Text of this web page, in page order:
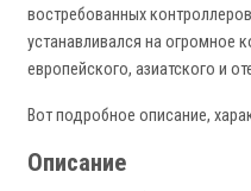
востребованных
устанавливался на огромное
европейского, азиатского и
Вот подробное описание,
Описание